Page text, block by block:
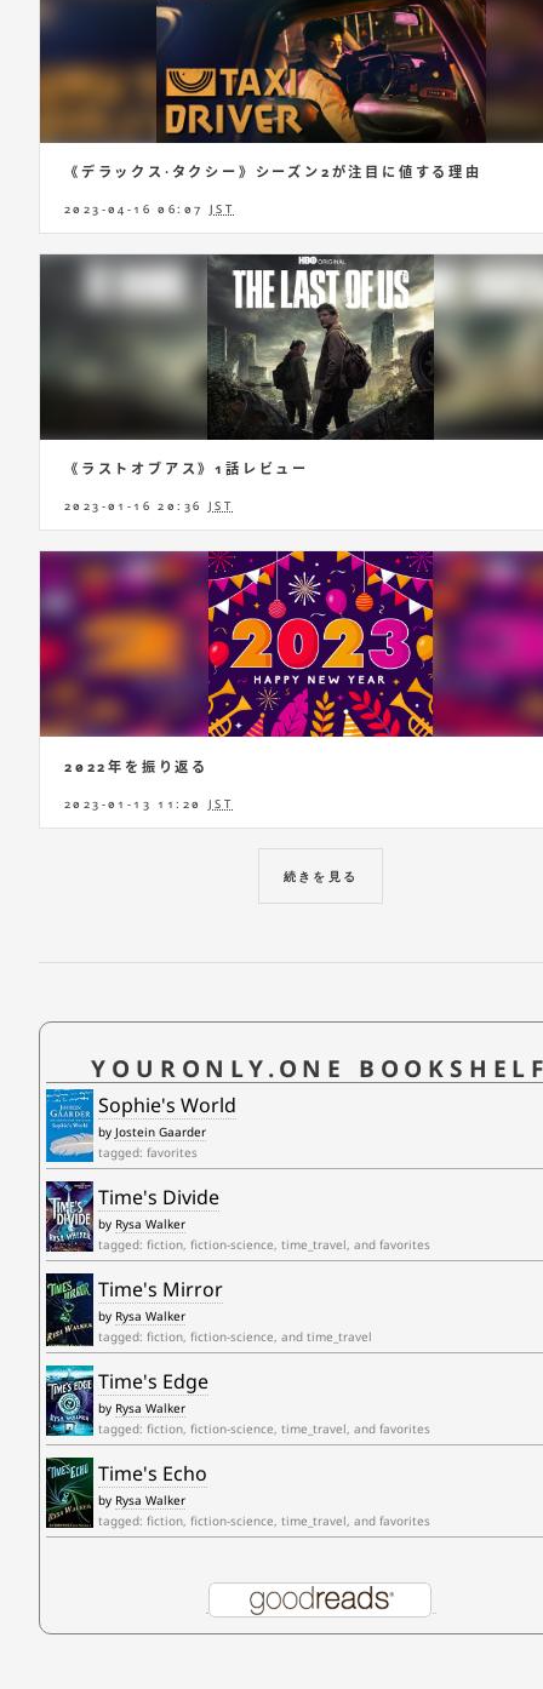
《デラックス·タクシー》シーズン2が注目に値する理由
2023-04-16 06:07 JST
《ラストオブアス》1話レビュー
2023-01-16 20:36 JST
2022年を振り返る
2023-01-13 11:20 JST
続きを見る
YOURONLY.ONE
Sophie's World
by Jostein Gaarder
tagged: favorites
Time's Divide
by Rysa Walker
tagged: fiction, fiction-science, time_travel, and favorites
Time's Mirror
by Rysa Walker
tagged: fiction, fiction-science, and time_travel
Time's Edge
by Rysa Walker
tagged: fiction, fiction-science, time_travel, and favorites
Time's Echo
by Rysa Walker
tagged: fiction, fiction-science, time_travel, and favorites